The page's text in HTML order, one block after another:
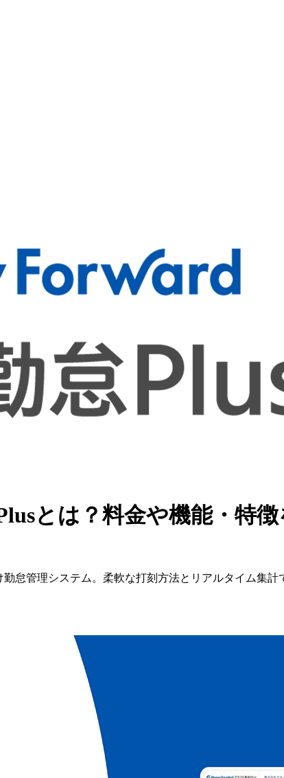
とは？料金や機能・特
怠管理システム。柔軟な打刻方法とリアルタイム集